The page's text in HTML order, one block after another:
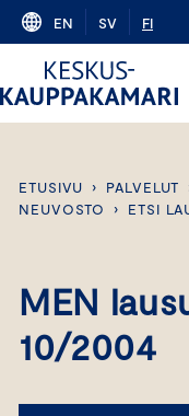
Skip
content
EN SV FI
ETUSIVU › PALVELUT
NEUVOSTO
› ETSI
MEN
10/2004